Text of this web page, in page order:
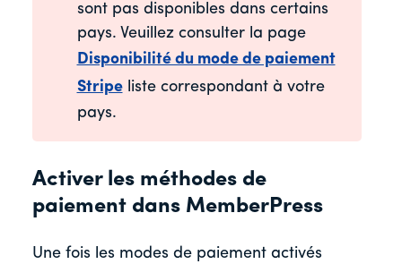
sont pas disponibles dans certains
pays. Veuillez consulter la page
Disponibilité du mode de paiement
Stripeliste correspondant à votre
pays.
Activer les méthodes de
paiement dans MemberPress
Une fois les modes de paiement activés